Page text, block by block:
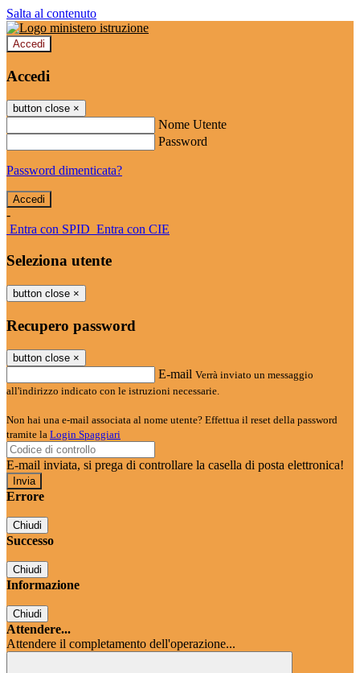
Salta al contenuto
Accedi
Accedi
button close ×
Nome Utente
Password
Password dimenticata?
-
Entra con SPID Entra con CIE
Seleziona utente
button close ×
Recupero password
button close ×
E-mail Verrà inviato un messaggio
all'indirizzo indicato con le istruzioni necessarie.
Non hai una e-mail associata al nome utente? Effettua il reset della password
tramite la Login Spaggiari
E-mail inviata, si prega di controllare la casella di posta elettronica!
Errore
Chiudi
Successo
Chiudi
Informazione
Chiudi
Attendere...
Attendere il completamento dell'operazione...